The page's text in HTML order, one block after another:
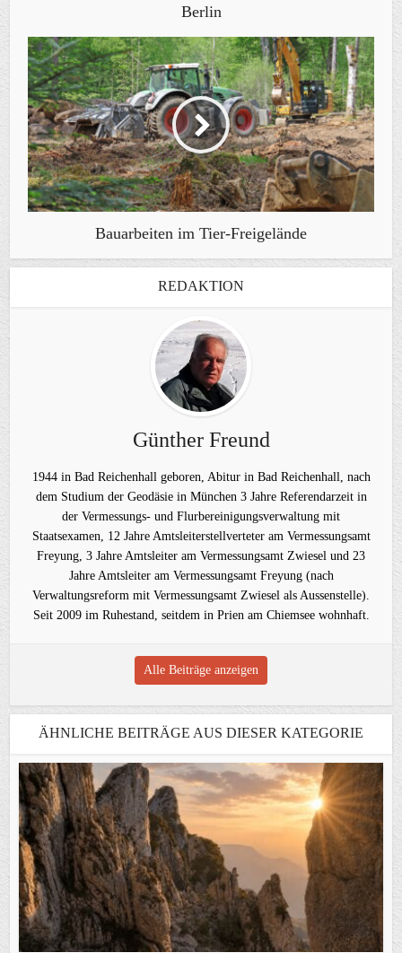
Berlin
Bauarbeiten im Tier-Freigelände
REDAKTION
Günther Freund
1944 in Bad Reichenhall geboren, Abitur in Bad Reichenhall, nach
dem Studium der Geodäsie in München 3 Jahre Referendarzeit in
der Vermessungs- und Flurbereinigungsverwaltung mit
Staatsexamen, 12 Jahre Amtsleiterstellverteter am Vermessungsamt
Freyung, 3 Jahre Amtsleiter am Vermessungsamt Zwiesel und 23
Jahre Amtsleiter am Vermessungsamt Freyung (nach
Verwaltungsreform mit Vermessungsamt Zwiesel als Aussenstelle).
Seit 2009 im Ruhestand, seitdem in Prien am Chiemsee wohnhaft.
Alle Beiträge anzeigen
ÄHNLICHE BEITRÄGE AUS DIESER KATEGORIE